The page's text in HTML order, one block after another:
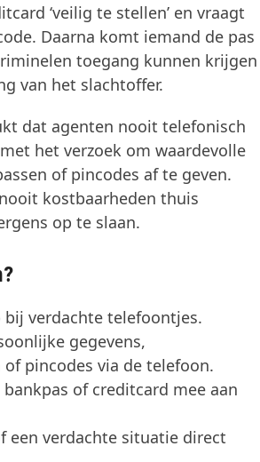
‘veilig te stellen’ en vraagt
Daarna komt iemand de pas
toegang kunnen krijgen
van het slachtoffer.
dat agenten nooit telefonisch
het verzoek om waardevolle
of pincodes af te geven.
kostbaarheden thuis
op te slaan.
bij verdachte telefoontjes.
gegevens,
pincodes via de telefoon.
of creditcard mee aan
een verdachte situatie direct